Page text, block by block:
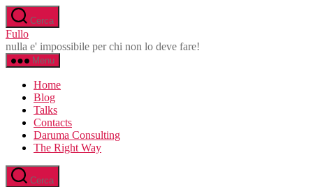
Salta
al
contenuto
Cerca
Fullo
nulla e' impossibile per chi non lo deve fare!
Menu
Home
Blog
Talks
Contacts
Daruma Consulting
The Right Way
Cerca